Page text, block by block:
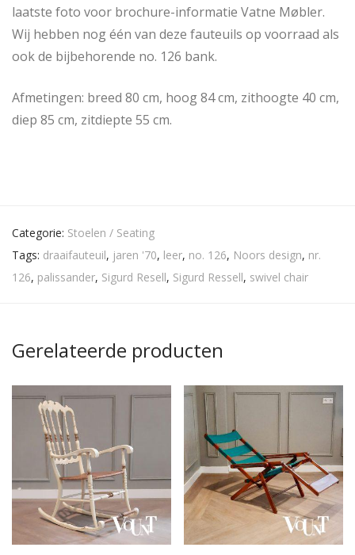
laatste foto voor brochure-informatie Vatne Møbler.
Wij hebben nog één van deze fauteuils op voorraad als
ook de bijbehorende no. 126 bank.
Afmetingen: breed 80 cm, hoog 84 cm, zithoogte 40 cm,
diep 85 cm, zitdiepte 55 cm.
Categorie: Stoelen / Seating
Tags: draaifauteuil, jaren '70, leer, no. 126, Noors design, nr.
126, palissander, Sigurd Resell, Sigurd Ressell, swivel chair
Gerelateerde producten